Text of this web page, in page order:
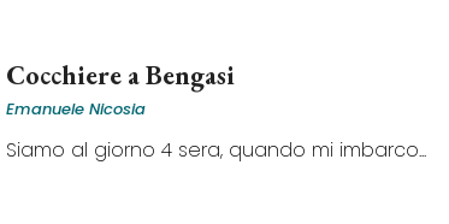
Cocchiere a Bengasi
Emanuele Nicosia
Siamo al giorno 4 sera, quando mi imbarco...